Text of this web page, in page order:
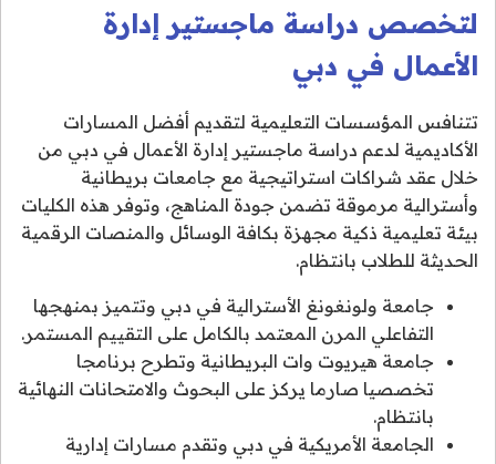
لتخصص دراسة ماجستير إدارة
الأعمال في دبي
تتنافس المؤسسات التعليمية لتقديم أفضل المسارات
الأكاديمية لدعم دراسة ماجستير إدارة الأعمال في دبي من
خلال عقد شراكات استراتيجية مع جامعات بريطانية
وأسترالية مرموقة تضمن جودة المناهج، وتوفر هذه الكليات
بيئة تعليمية ذكية مجهزة بكافة الوسائل والمنصات الرقمية
الحديثة للطلاب بانتظام.
جامعة ولونغونغ الأسترالية في دبي وتتميز بمنهجها
التفاعلي المرن المعتمد بالكامل على التقييم المستمر.
جامعة هيريوت وات البريطانية وتطرح برنامجا
تخصصيا صارما يركز على البحوث والامتحانات النهائية
بانتظام.
الجامعة الأمريكية في دبي وتقدم مسارات إدارية